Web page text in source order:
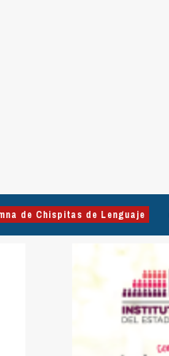
de Chispitas de Lenguaje